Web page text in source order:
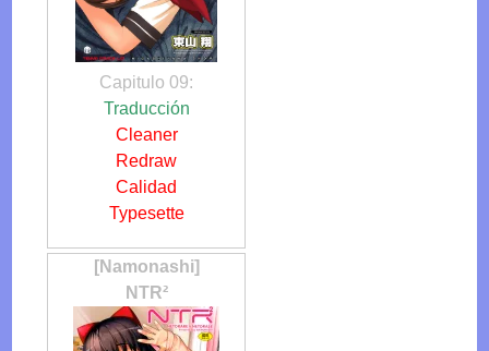
Capitulo 09:
Traducción
Cleaner
Redraw
Calidad
Typesette
[Namonashi]
NTR²